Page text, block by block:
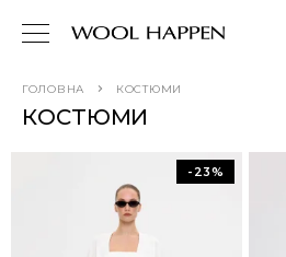
КОСТЮМИ
ГОЛОВНА КОСТЮМИ
-23%